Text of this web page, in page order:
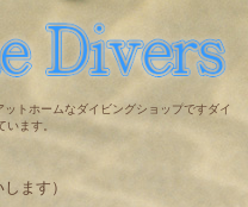
トホームなダイビングショップですダイ
ます。
ます）